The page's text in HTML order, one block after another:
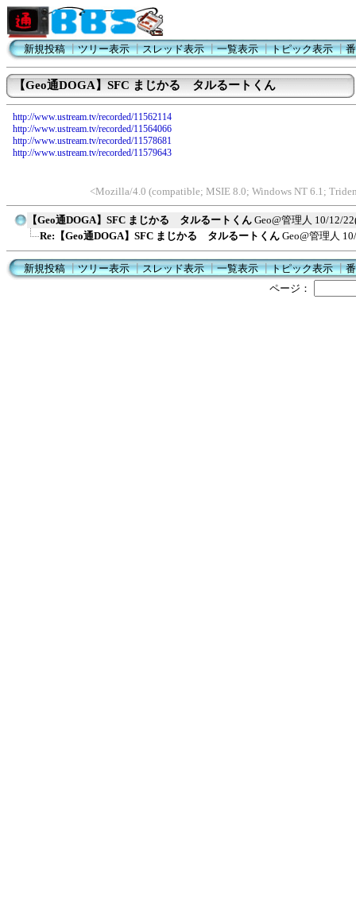
新規投稿┃ツリー表示┃スレッド表示┃一覧表示┃トピック表示┃
【Geo通DOGA】SFC まじかる タルるートくん
http://www.ustream.tv/recorded/11562114
http://www.ustream.tv/recorded/11564066
http://www.ustream.tv/recorded/11578681
http://www.ustream.tv/recorded/11579643
<Mozilla/4.0 (compatible; MSIE 8.0; Windows NT 6.1;
【Geo通DOGA】SFC まじかる タルるートくん Geo@管理人 10/12/
Re:【Geo通DOGA】SFC まじかる タルるートくん Geo@管理人
新規投稿┃ツリー表示┃スレッド表示┃一覧表示┃トピック表示┃
ページ：